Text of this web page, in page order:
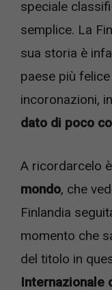
speciale
semplice. La
sua storia è
paese più
incoronazioni,
dato di poco
A ricordarcelo
mondo, che
Finlandia
momento che
del titolo in
Internazionale